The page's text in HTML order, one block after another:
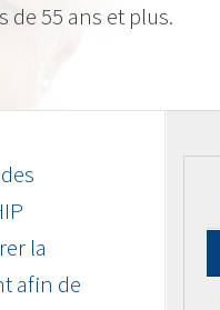
de 55 ans et plus.
la
afin de